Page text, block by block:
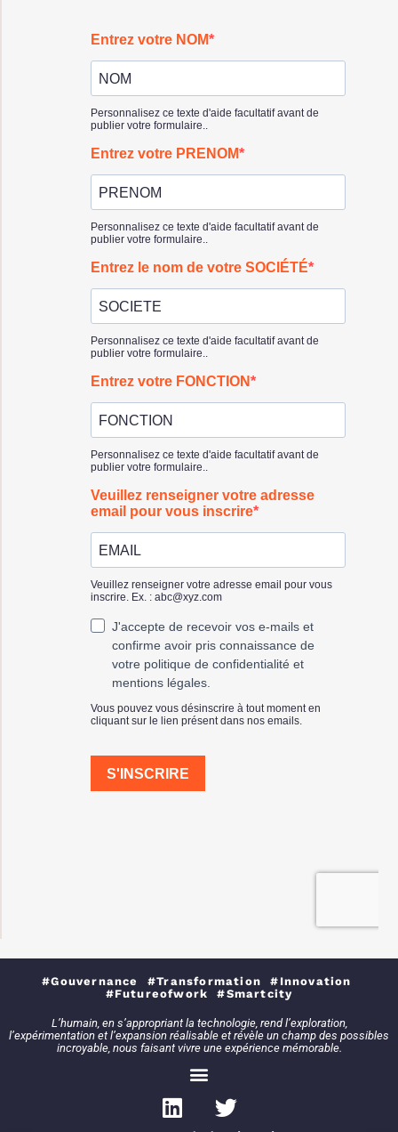
#Gouvernance #Transformation #Innovation
#Futureofwork #Smartcity
L’humain, en s’appropriant la technologie, rend l’exploration,
l’expérimentation et l’expansion réalisable et révèle un champ des possibles
incroyable, nous faisant vivre une expérience mémorable.